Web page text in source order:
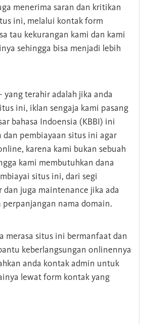
menerima saran dan kritikan
ini, melalui kontak form
tau kekurangan kami dan kami
sehingga bisa menjadi lebih
- yang terahir adalah jika anda
ini, iklan sengaja kami pasang
bahasa Indoensia (KBBI) ini
pembiayaan situs ini agar
karena kami bukan sebuah
kami membutuhkan dana
situs ini, dari segi
dan juga maintenance jika ada
nama domain.
merasa situs ini bermanfaat dan
keberlangsungan onlinennya
anda kontak admin untuk
lewat form kontak yang